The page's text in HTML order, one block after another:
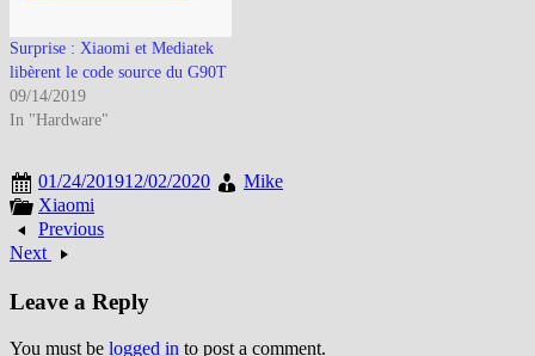
Surprise : Xiaomi et Mediatek
libèrent le code source du G90T
09/14/2019
In "Hardware"
01/24/201912/02/2020
Mike
Xiaomi
Previous
Next
Leave a Reply
You must be logged in to post a comment.